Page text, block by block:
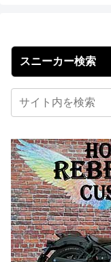
スニーカー検索